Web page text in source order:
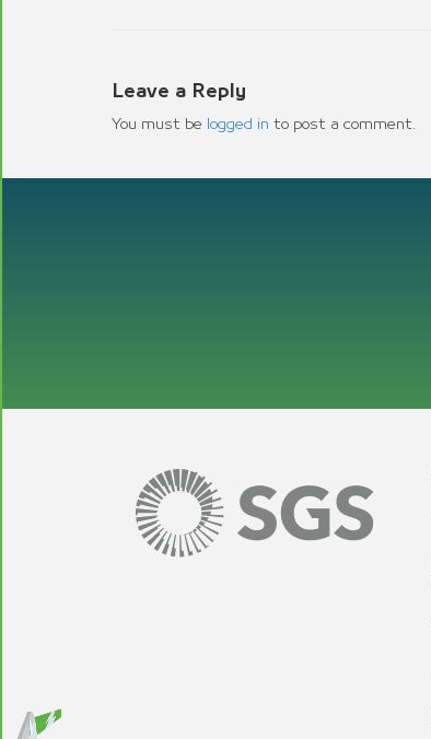
Leave a Reply
You must be logged in to post a comment.